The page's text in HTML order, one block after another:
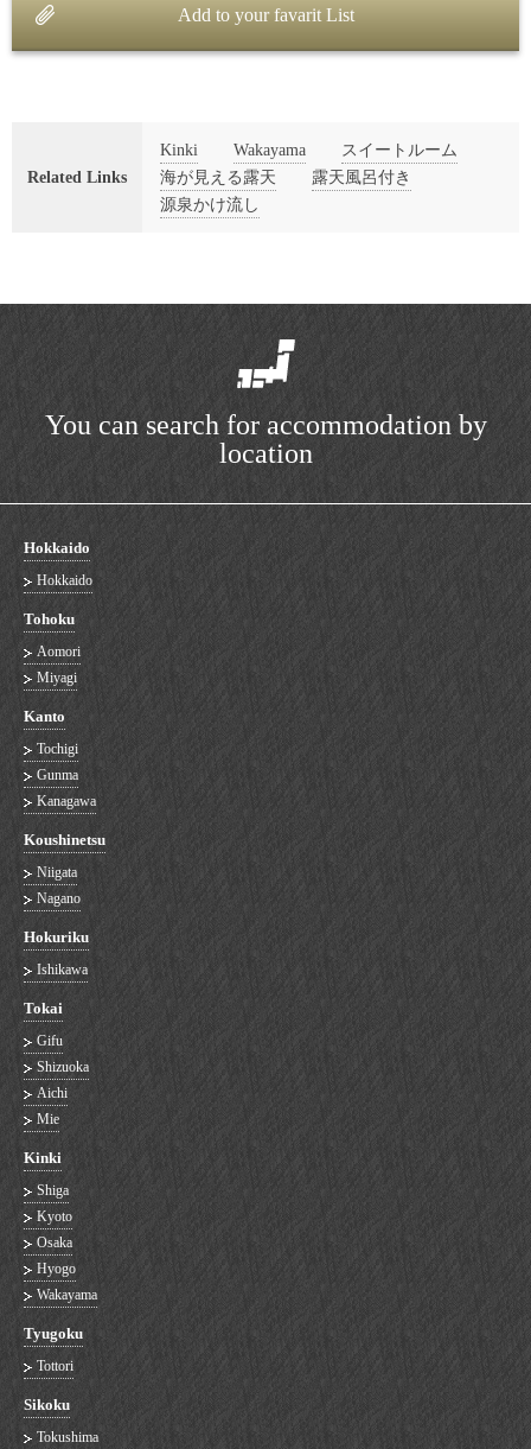
Add to your favarit List
Related Links
Kinki Wakayama
スイートルーム
海が見える露天
露天風呂付き
源泉かけ流し
You can search for accommodation by
location
Hokkaido
Hokkaido
Tohoku
Aomori
Miyagi
Kanto
Tochigi
Gunma
Kanagawa
Koushinetsu
Niigata
Nagano
Hokuriku
Ishikawa
Tokai
Gifu
Shizuoka
Aichi
Mie
Kinki
Shiga
Kyoto
Osaka
Hyogo
Wakayama
Tyugoku
Tottori
Sikoku
Tokushima